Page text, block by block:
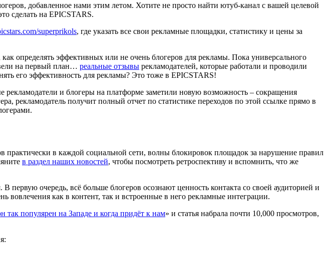
добавленное нами этим летом. Хотите не просто найти ютуб-канал с вашей целевой
сделать на EPICSTARS.
superprikols, где указать все свои рекламные площадки, статистику и цены за
определять эффективных или не очень блогеров для рекламы. Пока универсального
на первый план… реальные отзывы рекламодателей, которые работали и проводили
его эффективность для рекламы? Это тоже в EPICSTARS!
и блогеры на платформе заметили новую возможность – сокращения
рекламодатель получит полный отчет по статистике переходов по этой ссылке прямо в
в каждой социальной сети, волны блокировок площадок за нарушение правил
в раздел наших новостей, чтобы посмотреть ретроспективу и вспомнить, что же
очередь, всё больше блогеров осознают ценность контакта со своей аудиторией и
вовлечения как в контент, так и встроенные в него рекламные интеграции.
так популярен на Западе и когда придёт к нам» и статья набрала почти 10,000 просмотров,